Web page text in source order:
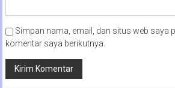
Simpan nama, email, dan situs web saya
komentar saya berikutnya.